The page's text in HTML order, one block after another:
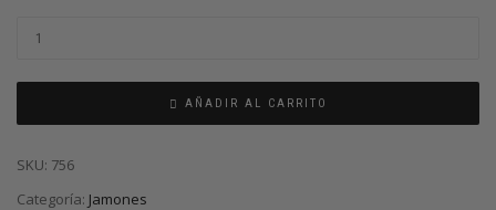
AÑADIR AL CARRITO
SKU: 756
Categoría: Jamones